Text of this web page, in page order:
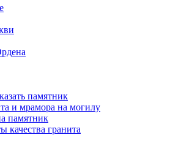
памятник
и мрамора на могилу
памятник
качества гранита